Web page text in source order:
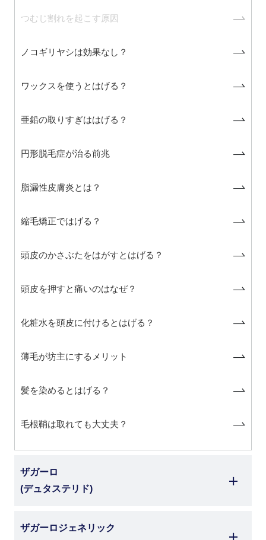
つむじ割れを起こす原因
ノコギリヤシは効果なし？
ワックスを使うとはげる？
亜鉛の取りすぎははげる？
円形脱毛症が治る前兆
脂漏性皮膚炎とは？
縮毛矯正ではげる？
頭皮のかさぶたをはがすとはげる？
頭皮を押すと痛いのはなぜ？
化粧水を頭皮に付けるとはげる？
薄毛が坊主にするメリット
髪を染めるとはげる？
毛根鞘は取れても大丈夫？
ザガーロ
(デュタステリド)
ザガーロジェネリック